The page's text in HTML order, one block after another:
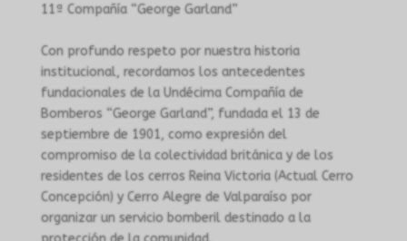
11ª Compañía “George Garland”
Con profundo respeto por nuestra historia
institucional, recordamos los antecedentes
fundacionales de la Undécima Compañía de
Bomberos “George Garland”, fundada el 13 de
septiembre de 1901, como expresión del
compromiso de la colectividad británica y de los
residentes de los cerros Reina Victoria (Actual Cerro
Concepción) y Cerro Alegre de Valparaíso por
organizar un servicio bomberil destinado a la